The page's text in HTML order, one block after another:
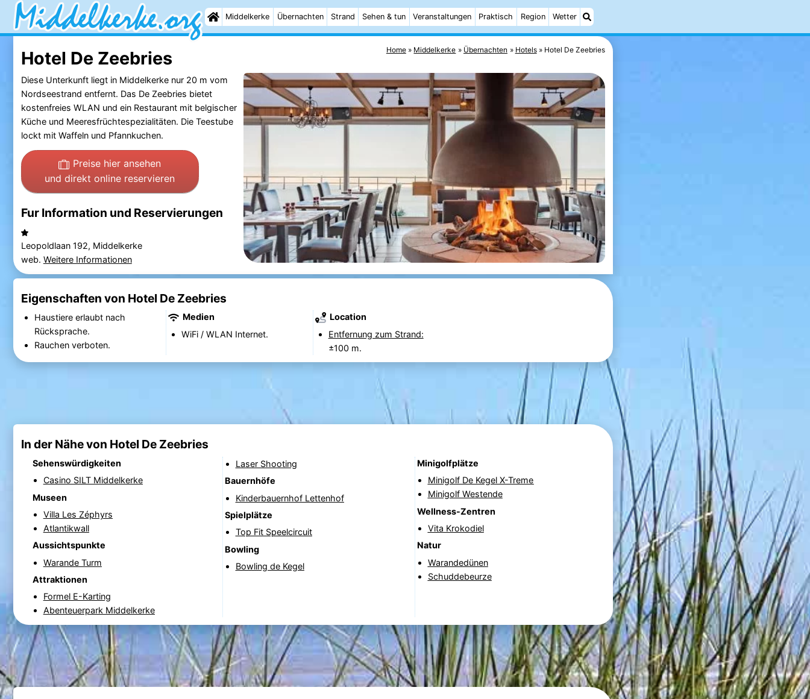
Middelkerke Übernachten Strand Sehen & tun Veranstaltungen Praktisch Region Wetter
Home Middelkerke Übernachten Hotels Hotel De Zeebries
Hotel De Zeebries
Diese Unterkunft liegt in Middelkerke nur 20 m vom
Nordseestrand entfernt. Das De Zeebries bietet
kostenfreies WLAN und ein Restaurant mit belgischer
Küche und Meeresfrüchtespezialitäten. Die Teestube
lockt mit Waffeln und Pfannkuchen.
Preise hier ansehen
und direkt online reservieren
Fur Information und Reservierungen
Leopoldlaan 192, Middelkerke
web. Weitere Informationen
Eigenschaften von Hotel De Zeebries
Haustiere erlaubt nach
Rücksprache.
Rauchen verboten.
Medien
WiFi / WLAN Internet.
Location
Entfernung zum Strand:
±100 m.
In der Nähe von Hotel De Zeebries
Sehenswürdigkeiten
Casino SILT Middelkerke
Museen
Villa Les Zéphyrs
Atlantikwall
Aussichtspunkte
Warande Turm
Attraktionen
Formel E-Karting
Abenteuerpark Middelkerke
Laser Shooting
Bauernhöfe
Kinderbauernhof Lettenhof
Spielplätze
Top Fit Speelcircuit
Bowling
Bowling de Kegel
Minigolfplätze
Minigolf De Kegel X-Treme
Minigolf Westende
Wellness-Zentren
Vita Krokodiel
Natur
Warandedünen
Schuddebeurze